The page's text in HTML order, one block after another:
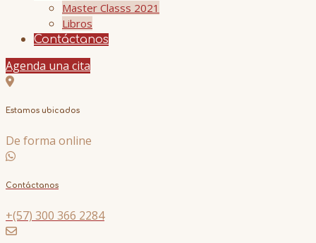
Master Classs 2021
Libros
Contáctanos
Agenda una cita
Estamos ubicados
De forma online
Contáctanos
+(57) 300 366 2284